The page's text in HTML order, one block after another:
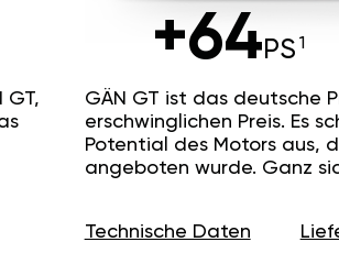
+64 PS
GÄN GT ist das deutsche
erschwinglichen Preis. Es
Potential des Motors aus,
angeboten wurde. Ganz
Technische Daten
GT,